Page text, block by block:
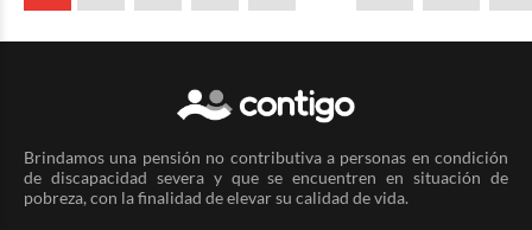
Brindamos una pensión no contributiva a personas en condición
de discapacidad severa y que se encuentren en situación de
pobreza, con la finalidad de elevar su calidad de vida.